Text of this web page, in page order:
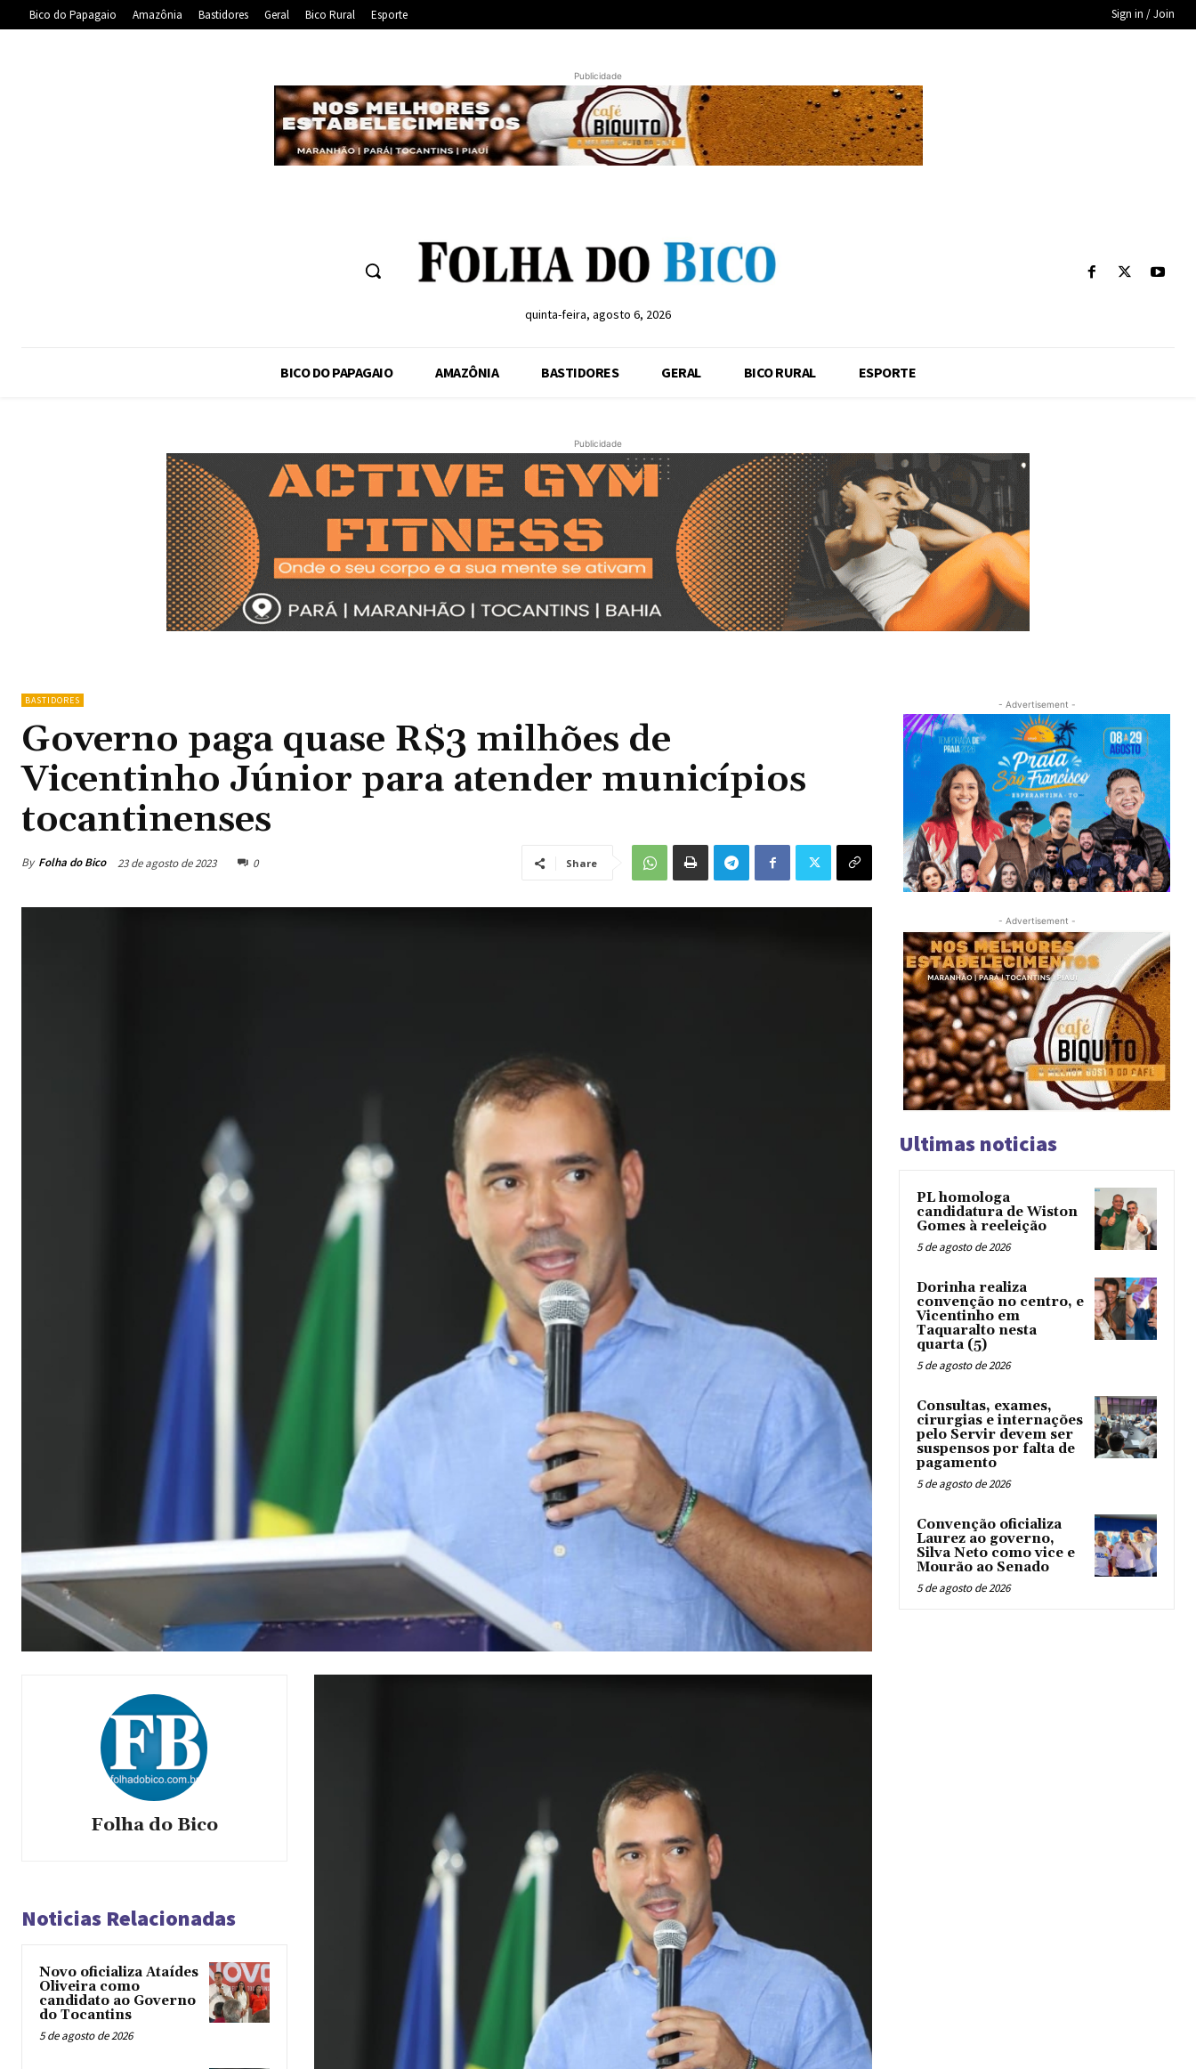
Bico do Papagaio Amazônia Bastidores Geral Bico Rural Esporte Sign in / Join
Publicidade
quinta-feira, agosto 6, 2026
BICO DO PAPAGAIO AMAZÔNIA BASTIDORES GERAL BICO RURAL ESPORTE
Publicidade
BASTIDORES
Governo paga quase R$3 milhões de
Vicentinho Júnior para atender municípios
tocantinenses
By Folha do Bico 23 de agosto de 2023 0 Share
Folha do Bico
Noticias Relacionadas
Novo oficializa Ataídes
Oliveira como
candidato ao Governo
do Tocantins
5 de agosto de 2026
- Advertisement -
- Advertisement -
Ultimas noticias
PL homologa
candidatura de Wiston
Gomes à reeleição
5 de agosto de 2026
Dorinha realiza
convenção no centro, e
Vicentinho em
Taquaralto nesta
quarta (5)
5 de agosto de 2026
Consultas, exames,
cirurgias e internações
pelo Servir devem ser
suspensos por falta de
pagamento
5 de agosto de 2026
Convenção oficializa
Laurez ao governo,
Silva Neto como vice e
Mourão ao Senado
5 de agosto de 2026